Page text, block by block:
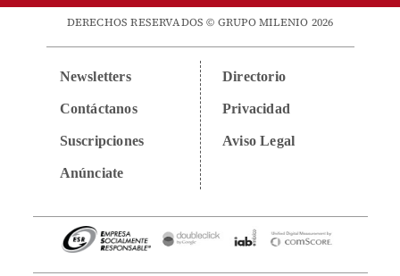
DERECHOS RESERVADOS © GRUPO MILENIO 2026
Newsletters
Contáctanos
Suscripciones
Anúnciate
Directorio
Privacidad
Aviso Legal